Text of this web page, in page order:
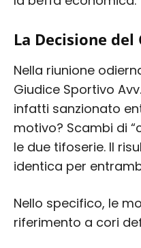
La Decisione
Nella riunione
Giudice Sportivo Avv.
infatti sanzionato
motivo? Scambi di
le due tifoserie. Il
identica per
Nello specifico, le
riferimento a cori